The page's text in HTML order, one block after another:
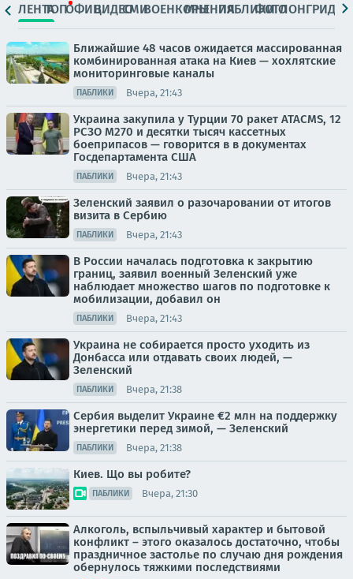
ЛЕНТАТОПОФИЦ.ВИДЕОСМИВОЕНКОРЫМНЕНИЯПАБЛИКИ
ФОТОЛОНГРИДЫ
Ближайшие 48 часов ожидается массированная
комбинированная атака на Киев — хохлятские
мониторинговые каналы
ПАБЛИКИ Вчера, 21:43
Украина закупила у Турции 70 ракет ATACMS, 12
РСЗО M270 и десятки тысяч кассетных
боеприпасов — говорится в в документах
Госдепартамента США
ПАБЛИКИ Вчера, 21:43
Зеленский заявил о разочаровании от итогов
визита в Сербию
ПАБЛИКИ Вчера, 21:43
В России началась подготовка к закрытию
границ, заявил военный Зеленский уже
наблюдает множество шагов по подготовке к
мобилизации, добавил он
ПАБЛИКИ Вчера, 21:43
Украина не собирается просто уходить из
Донбасса или отдавать своих людей, —
Зеленский
ПАБЛИКИ Вчера, 21:38
Сербия выделит Украине €2 млн на поддержку
энергетики перед зимой, — Зеленский
ПАБЛИКИ Вчера, 21:38
Киев. Що вы робите?
ПАБЛИКИ Вчера, 21:30
Алкоголь, вспыльчивый характер и бытовой
конфликт – этого оказалось достаточно, чтобы
праздничное застолье по случаю дня рождения
обернулось тяжкими последствиями